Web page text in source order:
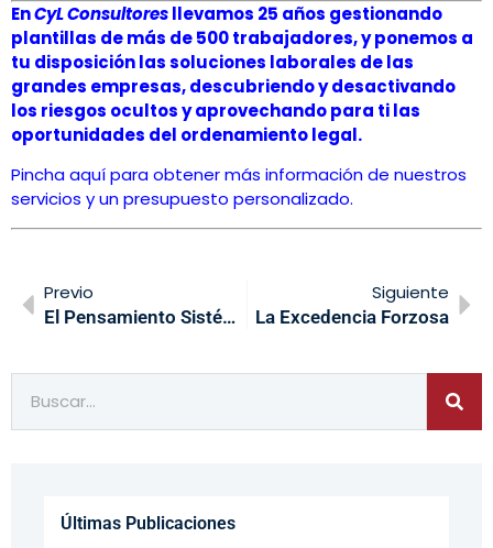
EnCyL Consultoresllevamos 25 años gestionando
plantillas de más de 500 trabajadores, y ponemos a
tu disposición las soluciones laborales de las
grandes empresas, descubriendo y desactivando
los riesgos ocultos y aprovechando para ti las
oportunidades del ordenamiento legal.
Pincha aquí para obtener más información de nuestros
servicios y un presupuesto personalizado.
Previo
El Pensamiento Sistémico En Las Organizaciones
Siguiente
La Excedencia Forzosa
Últimas Publicaciones